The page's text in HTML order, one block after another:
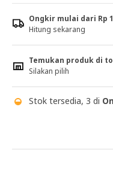
Ongkir mulai dari Rp
Hitung sekarang
Temukan produk di
Silakan pilih
Stok tersedia, 3 di